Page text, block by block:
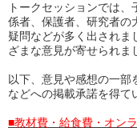
トークセッションでは
係者、保護者、研究者の
疑問などが多く出されま
ざまな意見が寄せられま
以下、意見や感想の一部
などへの掲載承諾を得て
■教材費・給食費・オン